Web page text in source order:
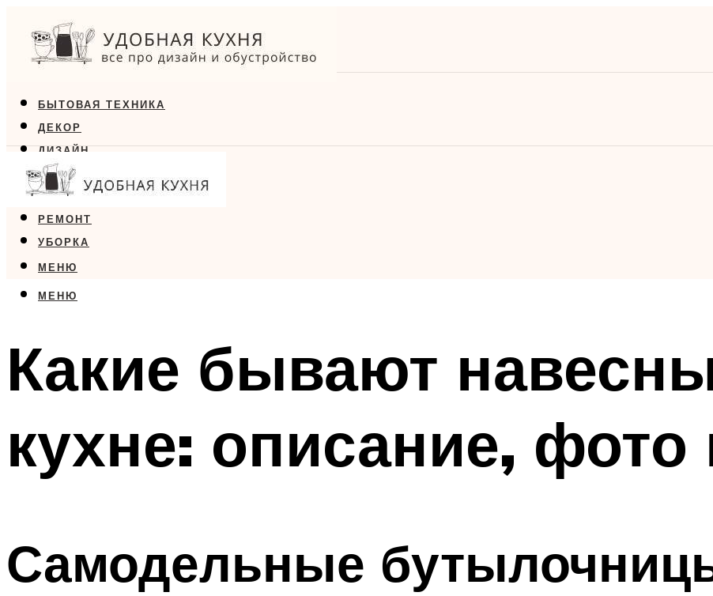
БЫТОВАЯ ТЕХНИКА
ДЕКОР
ДИЗАЙН
ЕДА
МЕБЕЛЬ
РЕМОНТ
УБОРКА
МЕНЮ
МЕНЮ
Какие бывают
кухне: описание,
Самодельные